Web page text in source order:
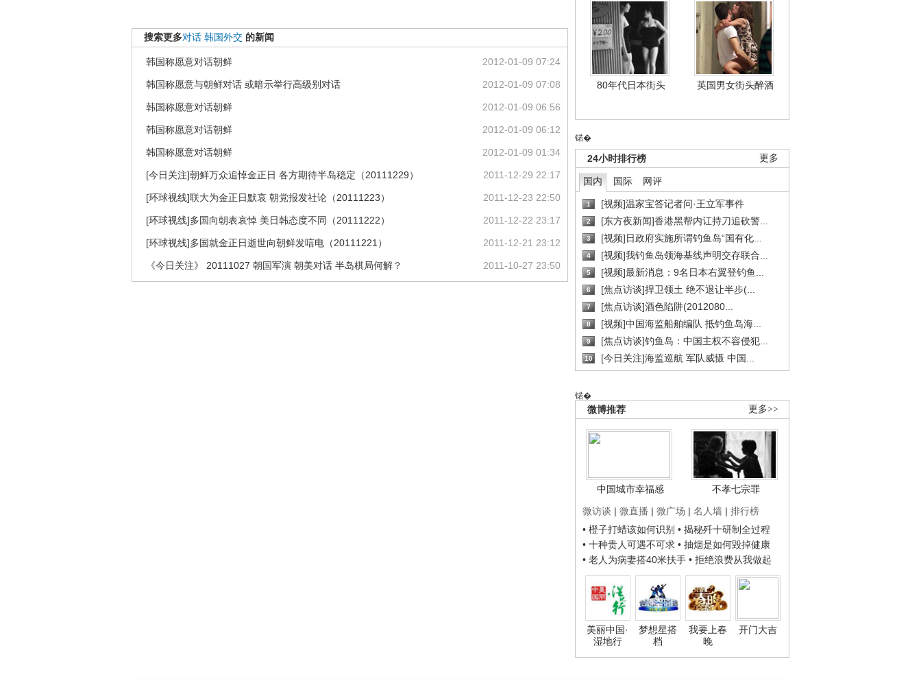
80年代日本街头 英国男女街头醉酒
锘�
更多
24小时排行榜
国内 国际 网评
1 [视频]温家宝答记者问·王立军事件
2 [东方夜新闻]香港黑帮内讧持刀追砍警...
3 [视频]日政府实施所谓钓鱼岛“国有化...
4 [视频]我钓鱼岛领海基线声明交存联合...
5 [视频]最新消息：9名日本右翼登钓鱼...
6 [焦点访谈]捍卫领土 绝不退让半步(...
7 [焦点访谈]酒色陷阱(2012080...
8 [视频]中国海监船舶编队 抵钓鱼岛海...
9 [焦点访谈]钓鱼岛：中国主权不容侵犯...
10 [今日关注]海监巡航 军队威慑 中国...
锘�
更多>>
微博推荐
中国城市幸福感
不孝七宗罪
微访谈 | 微直播 | 微广场 | 名人墙 | 排行榜
• 橙子打蜡该如何识别 • 揭秘歼十研制全过程
• 十种贵人可遇不可求 • 抽烟是如何毁掉健康
• 老人为病妻搭40米扶手 • 拒绝浪费从我做起
美丽中国·
湿地行
梦想星搭
档
我要上春
晚
开门大吉
搜索更多对话 韩国外交 的新闻
2012-01-09 07:24
韩国称愿意对话朝鲜
2012-01-09 07:08
韩国称愿意与朝鲜对话 或暗示举行高级别对话
2012-01-09 06:56
韩国称愿意对话朝鲜
2012-01-09 06:12
韩国称愿意对话朝鲜
2012-01-09 01:34
韩国称愿意对话朝鲜
2011-12-29 22:17
[今日关注]朝鲜万众追悼金正日 各方期待半岛稳定（20111229）
2011-12-23 22:50
[环球视线]联大为金正日默哀 朝党报发社论（20111223）
2011-12-22 23:17
[环球视线]多国向朝表哀悼 美日韩态度不同（20111222）
2011-12-21 23:12
[环球视线]多国就金正日逝世向朝鲜发唁电（20111221）
2011-10-27 23:50
《今日关注》 20111027 朝国军演 朝美对话 半岛棋局何解？